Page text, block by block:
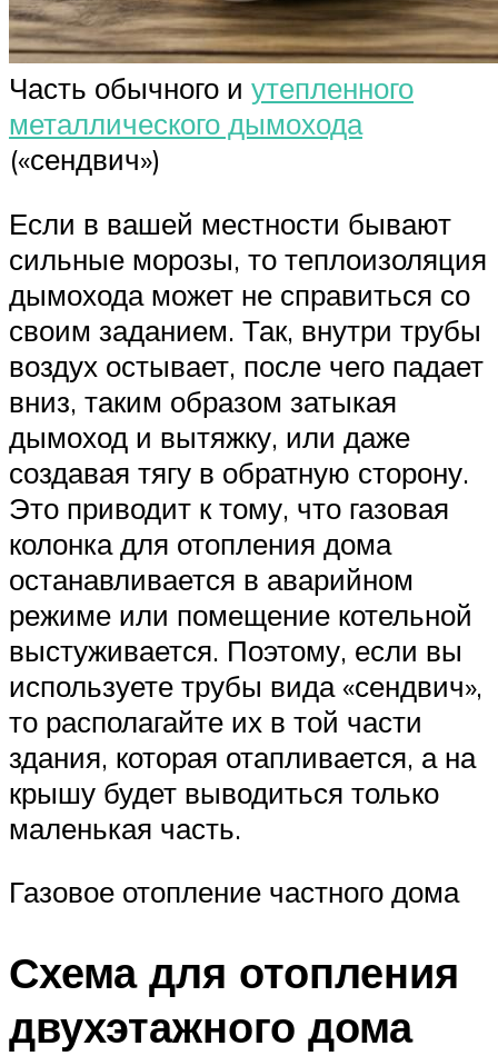
Часть обычного и утепленного
металлического дымохода
(«сендвич»)
Если в вашей местности бывают
сильные морозы, то теплоизоляция
дымохода может не справиться со
своим заданием. Так, внутри трубы
воздух остывает, после чего падает
вниз, таким образом затыкая
дымоход и вытяжку, или даже
создавая тягу в обратную сторону.
Это приводит к тому, что газовая
колонка для отопления дома
останавливается в аварийном
режиме или помещение котельной
выстуживается. Поэтому, если вы
используете трубы вида «сендвич»,
то располагайте их в той части
здания, которая отапливается, а на
крышу будет выводиться только
маленькая часть.
Газовое отопление частного дома
Схема для отопления
двухэтажного дома